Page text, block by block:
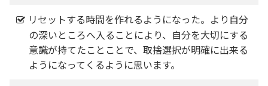
リセットする時間を作れるようになった。より自分
の深いところへ入ることにより、自分を大切にする
意識が持てたことことで、取捨選択が明確に出来る
ようになってくるように思います。